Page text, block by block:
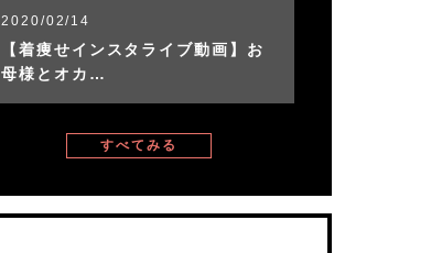
2020/02/14
【着痩せインスタライブ動画】お
母様とオカ…
すべてみる